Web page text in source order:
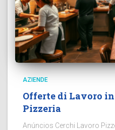
AZIENDE
Offerte di Lavoro
Pizzeria
Anúncios Cerchi Lavoro